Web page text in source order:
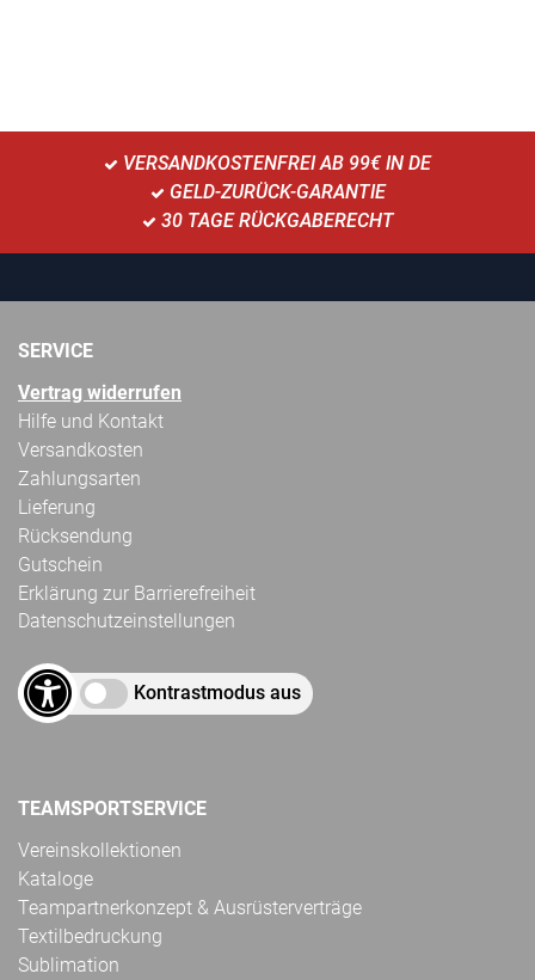
VERSANDKOSTENFREI AB 99€ IN DE
GELD-ZURÜCK-GARANTIE
30 TAGE RÜCKGABERECHT
SERVICE
Vertrag widerrufen
Hilfe und Kontakt
Versandkosten
Zahlungsarten
Lieferung
Rücksendung
Gutschein
Erklärung zur Barrierefreiheit
Datenschutzeinstellungen
Kontrastmodus aus
TEAMSPORTSERVICE
Vereinskollektionen
Kataloge
Teampartnerkonzept & Ausrüsterverträge
Textilbedruckung
Sublimation